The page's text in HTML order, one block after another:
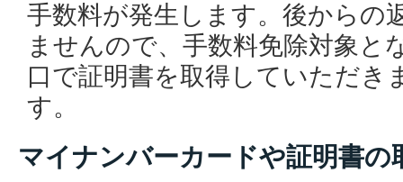
手数料が発生します。後からの
ませんので、手数料免除対象と
口で証明書を取得していただき
す。
マイナンバーカードや証明書の